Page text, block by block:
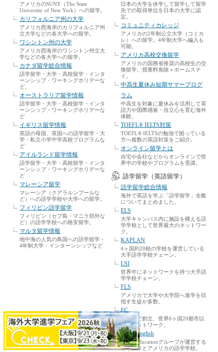
アメリカのSUNY（The State
University of New York）への留学。
カリフォルニア州の大学
アメリカ西海岸のカリフォルニア州
立大学などの各大学への留学。
ワシントン州の大学
アメリカ西海岸のワシントン州立大
学などの各大学への留学。
カナダ留学総合情報
語学留学・大学・高校留学・インタ
ーンシップ・ワーキングホリデーな
ど。
オーストラリア留学情報
語学留学・大学・高校留学・インタ
ーンシップ・ワーキングホリデーな
ど
イギリス留学情報
英語の母国、英国への語学留学・大
学・私立小学中学高校プログラムな
ど
アイルランド留学情報
語学留学・大学・高校留学・インタ
ーンシップ・ワーキングホリデーな
ど
マレーシア留学
マレーシア（クアラルンプールな
ど）への語学学校や大学への留学。
フィリピン語学留学
フィリピン（セブ島・マニラ郊外な
ど）の語学学校への格安留学。
マルタ留学情報
地中海の人気の島国への語学留学・
4年制大学・インターンシップなど
日本の大学を休学して留学して留学
先での取得単位を日本の大学に認
定。
コミュニティカレッジ
アメリカの2年制公立大学（コミカ
レ）への留学。4年制大学へ編入も
可能。
アメリカ高校交換留学
アメリカの国務省推奨の高校生の交
換留学。授業料免除＋ホームステ
イ。
中高生夏休み短期サマープログ
ラム
中高生を対象に夏休みを活用して英
語力や国際感覚・自立心を育む海外
体験。
TOEFL® IELTS対策
TOEFL® IELTSの勉強で困っている
方へ複数の英語対策をご紹介。
オンライン留学とは
自宅や会社などからオンラインで世
界中の学校やプログラムを受講。
語学留学（英語留学）
語学留学総合情報
海外で英語を学ぶ「語学留学」全般
についてまとめました。
ELS
大学キャンパス内に施設を構える語
学学校として世界最大のネットワー
ク。
KAPLAN
4ヶ国約20校の学校を運営している
大手語学学校チェーン。
LSI
世界中にネットワークを持つ大手語
学学校チェーン。
FLS
アメリカで大学や大学院へ進学を目
指す生徒が多数。
EC
マルタで創立、世界6ヶ国20都市以
上にネットワーク。
Kings English
Kings Educationグループが運営する
イギリスとアメリカの語学学校。